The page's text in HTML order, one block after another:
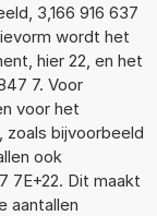
3,166 916 637
wordt het
hier 22, en het
7. Voor
voor het
bijvoorbeeld
ook
7E+22. Dit maakt
aantallen